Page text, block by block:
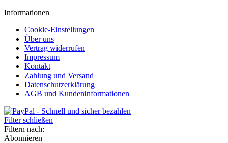
Informationen
Cookie-Einstellungen
Über uns
Vertrag widerrufen
Impressum
Kontakt
Zahlung und Versand
Datenschutzerklärung
AGB und Kundeninformationen
Filter schließen
Filtern nach:
Abonnieren